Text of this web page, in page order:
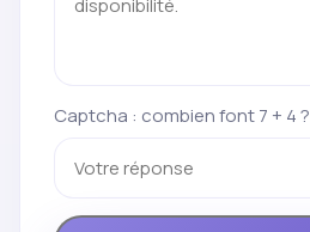
Captcha : combien font 7 + 4 ?